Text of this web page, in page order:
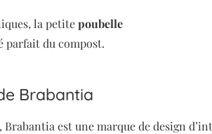
la petitepoubelle
parfait du compost.
Brabantia
Brabantia est une marque de design